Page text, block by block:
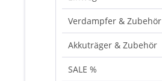
Verdampfer & Zubehör
Akkuträger & Zubehör
SALE %